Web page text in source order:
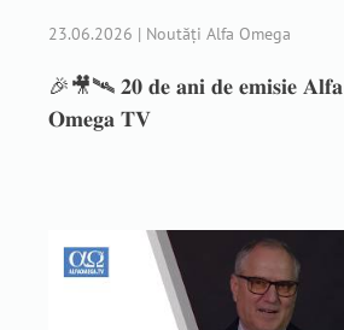
23.06.2026 | Noutăți Alfa Omega
🎉🎥🛰️ 𝟐𝟎 𝐝𝐞 𝐚𝐧𝐢 𝐝𝐞 𝐞𝐦𝐢𝐬𝐢𝐞 𝐀𝐥𝐟𝐚
𝐎𝐦𝐞𝐠𝐚 𝐓𝐕